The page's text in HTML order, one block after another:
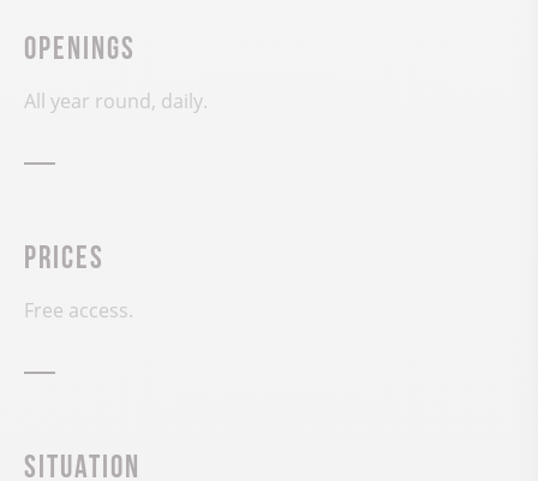
Openings
All year round, daily.
Prices
Free access.
Situation